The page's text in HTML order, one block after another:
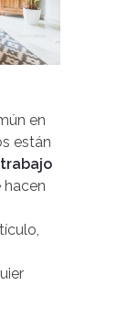
en
están
hacen